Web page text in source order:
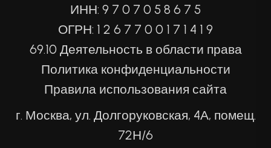
ИНН: 9 7 0 7 0 5 8 6 7 5
ОГРН: 1 2 6 7 7 0 0 1 7 1 4 1 9
69.10 Деятельность в области права
Политика конфиденциальности
Правила использования сайта
г. Москва, ул. Долгоруковская, 4А, помещ.
72Н/6